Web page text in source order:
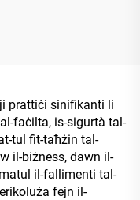
prattiċi sinifikanti li
faċilta, is-sigurtà tal-
tul fit-taħżin tal-
il-biżness, dawn il-
il-fallimenti tal-
fejn il-